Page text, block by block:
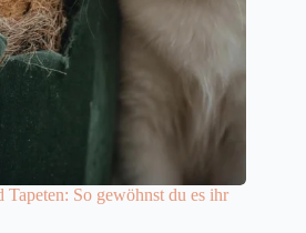
So gewöhnst du es ihr